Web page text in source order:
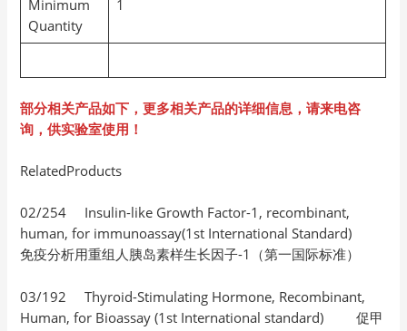
Minimum
Quantity
1
部分相关产品如下，更多相关产品的详细信息，请来电咨
询，供实验室使用！
RelatedProducts
02/254 Insulin-like Growth Factor-1, recombinant,
human, for immunoassay(1st International Standard)
免疫分析用重组人胰岛素样生长因子-1（第一国际标准）
03/192 Thyroid-Stimulating Hormone, Recombinant,
Human, for Bioassay (1st International standard) 促甲